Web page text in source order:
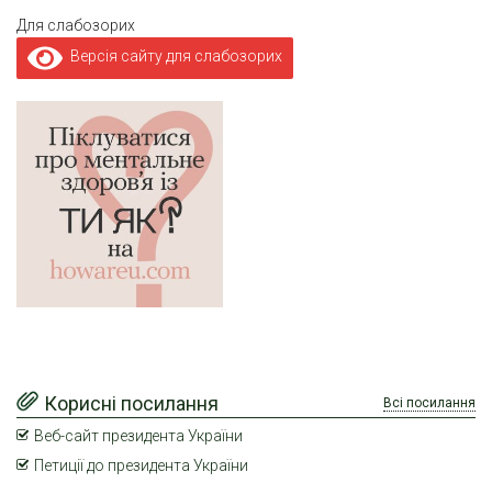
Для слабозорих
Версія сайту для слабозорих
Корисні посилання Всі посилання
Веб-сайт президента України
Петиції до президента України